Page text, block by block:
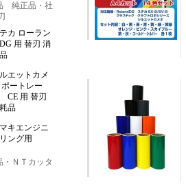
純正品・社
カ ローラン
DG 用 替刃 消
エットカメ
ポートレー
CE 用 替刃
品
キエンジニ
ング用
・ＮＴカッタ